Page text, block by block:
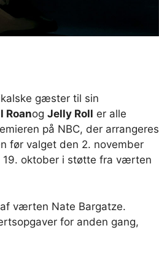
gæster til sin
Roanog Jelly Roll er alle
på NBC, der arrangeres
før valget den 2. november
oktober i støtte fra værten
​​værten Nate Bargatze.
for anden gang,